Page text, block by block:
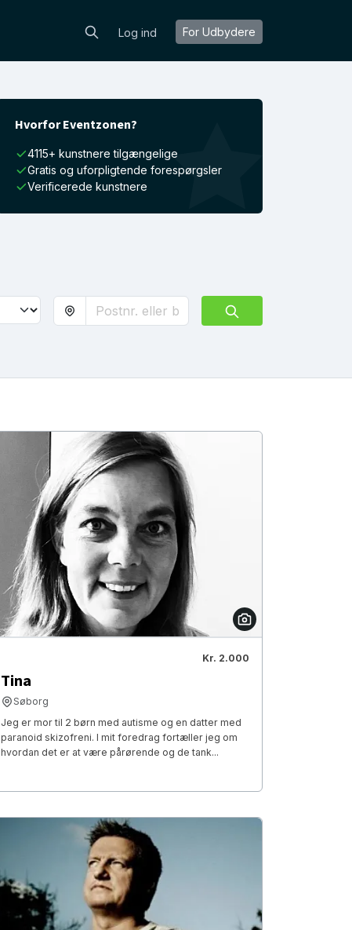
Log ind For Udbydere
Hvorfor Eventzonen?
4115+ kunstnere tilgængelige
Gratis og uforpligtende forespørgsler
Verificerede kunstnere
Kr. 2.000
Tina
Søborg
Jeg er mor til 2 børn med autisme og en datter med
paranoid skizofreni. I mit foredrag fortæller jeg om
hvordan det er at være pårørende og de tank...